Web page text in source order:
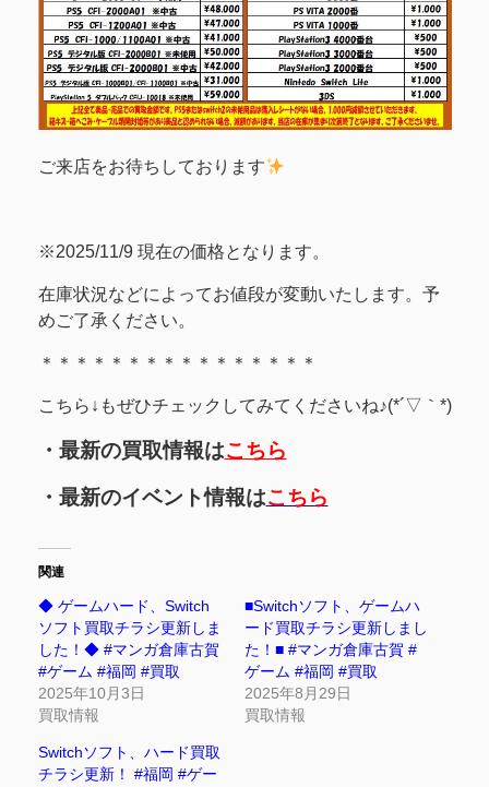
ご来店をお待ちしております
※2025/11/9 現在の価格となります。
在庫状況などによってお値段が変動いたします。予
めご了承ください。
＊＊＊＊＊＊＊＊＊＊＊＊＊＊＊＊
こちら↓もぜひチェックしてみてくださいね♪(*´▽｀*)
・最新の買取情報はこちら
・最新のイベント情報はこちら
関連
◆ ゲームハード、Switch
ソフト買取チラシ更新しま
した！◆ #マンガ倉庫古賀
#ゲーム #福岡 #買取
2025年10月3日
買取情報
■Switchソフト、ゲームハ
ード買取チラシ更新しまし
た！■ #マンガ倉庫古賀 #
ゲーム #福岡 #買取
2025年8月29日
買取情報
Switchソフト、ハード買取
チラシ更新！ #福岡 #ゲー